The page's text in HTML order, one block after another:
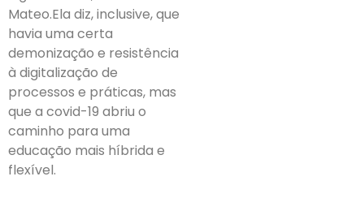
Mateo.Ela diz, inclusive, que
havia uma certa
demonização e resistência
à digitalização de
processos e práticas, mas
que a covid-19 abriu o
caminho para uma
educação mais híbrida e
flexível.